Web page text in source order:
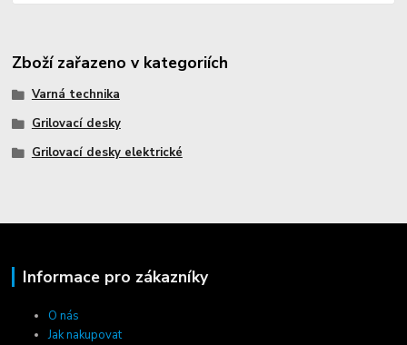
Zboží zařazeno v kategoriích
Varná technika
Grilovací desky
Grilovací desky elektrické
Informace pro zákazníky
O nás
Jak nakupovat